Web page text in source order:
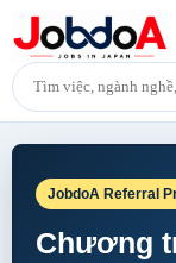
JobdoA Referral
Chương